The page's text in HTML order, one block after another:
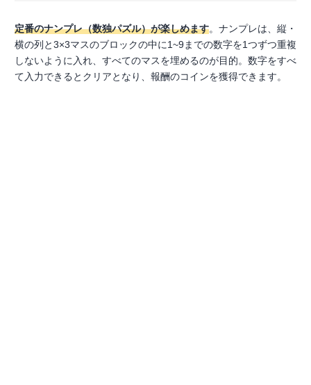
定番のナンプレ（数独パズル）が楽しめます。ナンプレは、縦・
横の列と3×3マスのブロックの中に1~9までの数字を1つずつ重複
しないように入れ、すべてのマスを埋めるのが目的。数字をすべ
て入力できるとクリアとなり、報酬のコインを獲得できます。